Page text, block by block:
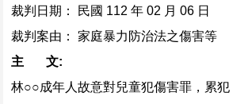
裁判日期： 民國 112 年 02 月 06 日
裁判案由： 家庭暴力防治法之傷害等
主 文:
林○○成年人故意對兒童犯傷害罪，累